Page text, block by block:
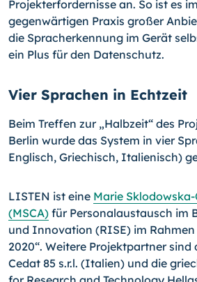
Projekterfordernisse an. So ist es
gegenwärtigen Praxis großer
die Spracherkennung im Gerät
ein Plus für den Datenschutz.
Vier Sprachen in Echtzeit
Beim Treffen zur „Halbzeit“ des
Berlin wurde das System in vier
Englisch, Griechisch, Italienisch)
LISTEN ist eine Marie
(MSCA) für Personalaustausch im
und Innovation (RISE) im
2020“. Weitere Projektpartner sind
Cedat 85 s.r.l. (Italien) und die